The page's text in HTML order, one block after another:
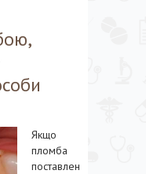
Якщо
пломба
поставлен